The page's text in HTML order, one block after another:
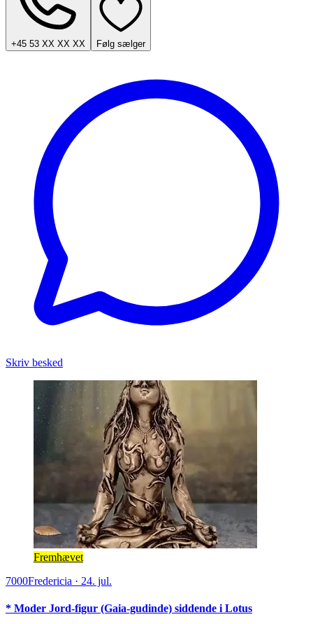
+45 53 XX XX XX Følg sælger
Skriv besked
Fremhævet
7000Fredericia · 24. jul.
* Moder Jord-figur (Gaia-gudinde) siddende i Lotus